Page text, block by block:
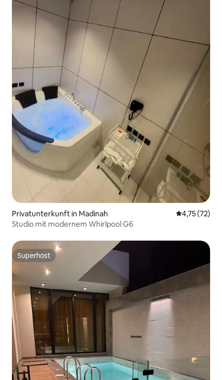
Privatunterkunft in Madinah
4,75 (72)
Studio mit modernem Whirlpool G6
Superhost
Superhost